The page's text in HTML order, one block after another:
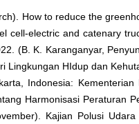
How to reduce the
electric and catenary
(B. K. Karanganyar,
HIdup dan
Indonesia: Kementerian
Harmonisasi Peraturan
Kajian Polusi